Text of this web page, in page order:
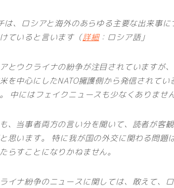
は、ロシアと海外のあらゆる主要な出来事
ていると言います（詳細：ロシア語」
とウクライナの紛争が注目されていますが
を中心にしたNATO擁護側から発信されて
中にはフェイクニュースも少なくありませ
、当事者両方の言い分を聞いて、読者が客
思います。 特に我が国の外交に関わる問題
らすことになりかねません。
イナ紛争のニュースに関しては、敢えて、